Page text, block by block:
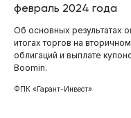
февраль 2024 года
Об основных результатах
итогах торгов на
облигаций и выплате
Boomin.
ФПК «Гарант-Инвест»